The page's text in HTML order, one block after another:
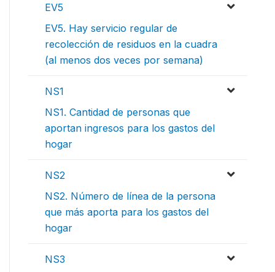
EV5
EV5. Hay servicio regular de
recolección de residuos en la cuadra
(al menos dos veces por semana)
NS1
NS1. Cantidad de personas que
aportan ingresos para los gastos del
hogar
NS2
NS2. Número de línea de la persona
que más aporta para los gastos del
hogar
NS3